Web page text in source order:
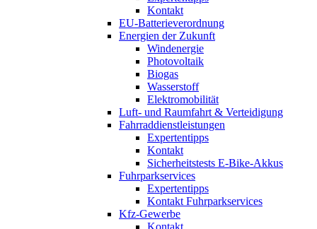
Kontakt
EU-Batterieverordnung
Energien der Zukunft
Windenergie
Photovoltaik
Biogas
Wasserstoff
Elektromobilität
Luft- und Raumfahrt & Verteidigung
Fahrraddienstleistungen
Expertentipps
Kontakt
Sicherheitstests E-Bike-Akkus
Fuhrparkservices
Expertentipps
Kontakt Fuhrparkservices
Kfz-Gewerbe
Kontakt